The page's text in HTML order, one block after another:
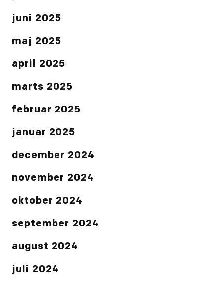
juni 2025
maj 2025
april 2025
marts 2025
februar 2025
januar 2025
december 2024
november 2024
oktober 2024
september 2024
august 2024
juli 2024